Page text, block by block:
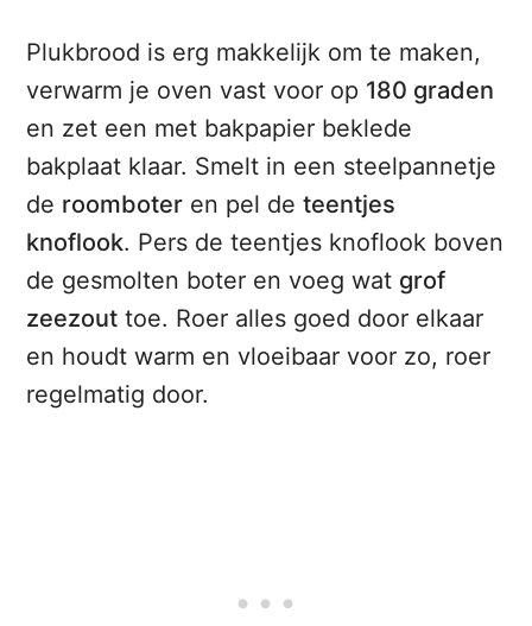
Plukbrood is erg makkelijk om te maken,
verwarm je oven vast voor op 180 graden
en zet een met bakpapier beklede
bakplaat klaar. Smelt in een steelpannetje
de roomboter en pel deteentjes
knoflook. Pers de teentjes knoflook boven
de gesmolten boter en voeg wat grof
zeezout toe. Roer alles goed door elkaar
en houdt warm en vloeibaar voor zo, roer
regelmatig door.